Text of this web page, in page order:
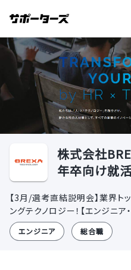
株式会社
年卒向け就
【3月/選考直結説明会】業界ト
ングテクノロジー！【エンジニ
エンジニア 総合職